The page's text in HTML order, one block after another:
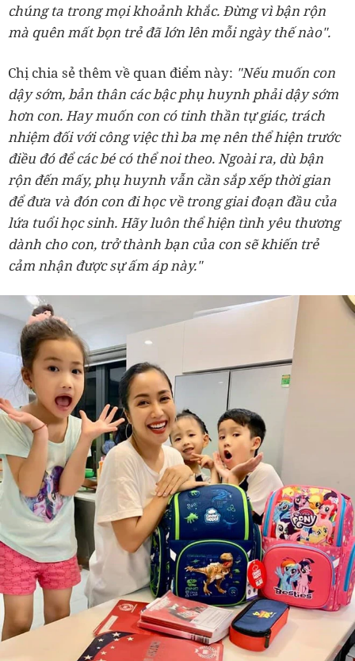
chúng ta trong mọi khoảnh khắc. Đừng vì bận rộn
mà quên mất bọn trẻ đã lớn lên mỗi ngày thế nào".
Chị chia sẻ thêm về quan điểm này: "Nếu muốn con
dậy sớm, bản thân các bậc phụ huynh phải dậy sớm
hơn con. Hay muốn con có tinh thần tự giác, trách
nhiệm đối với công việc thì ba mẹ nên thể hiện trước
điều đó để các bé có thể noi theo. Ngoài ra, dù bận
rộn đến mấy, phụ huynh vẫn cần sắp xếp thời gian
để đưa và đón con đi học về trong giai đoạn đầu của
lứa tuổi học sinh. Hãy luôn thể hiện tình yêu thương
dành cho con, trở thành bạn của con sẽ khiến trẻ
cảm nhận được sự ấm áp này."